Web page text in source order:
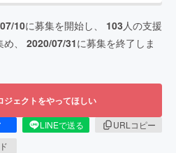
10に募集を開始し、 103 人の支援
、 2020/07/31に募集を終了しま
ジェクトをやってほしい
LINEで送る
URLコピー